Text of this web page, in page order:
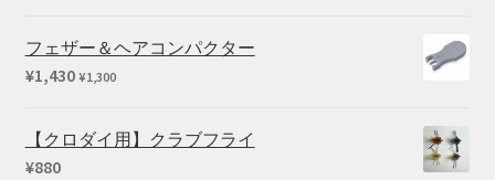
フェザー＆ヘアコンパクター
¥1,430 ¥1,300
【クロダイ用】クラブフライ
¥880